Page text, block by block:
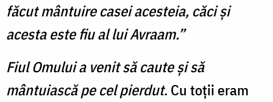
făcut mântuire casei acesteia, căci şi
acesta este fiu al lui Avraam.”
Fiul Omului a venit să caute şi să
mântuiască pe cel pierdut. Cu toții eram